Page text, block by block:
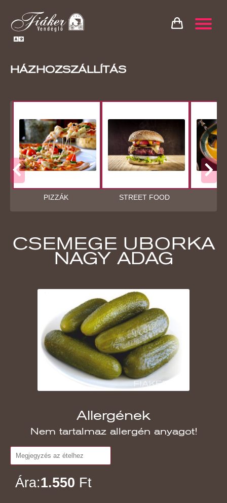
HÁZHOZSZÁLLÍTÁS
PIZZÁK STREET FOOD
CSEMEGE UBORKA
NAGY ADAG
Allergének
Nem tartalmaz allergén anyagot!
Ára:1.550 Ft